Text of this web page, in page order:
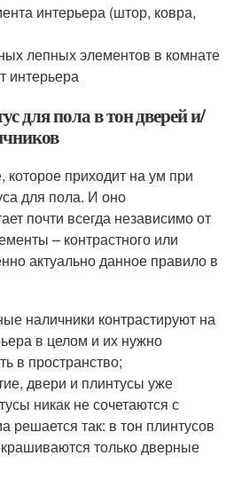
интерьера (штор, ковра,
лепных элементов в комнате
интерьера
для пола в тон дверей и/
приходит на ум при
для пола. И оно
почти всегда независимо от
– контрастного или
актуально данное правило в
наличники контрастируют на
в целом и их нужно
в пространство;
двери и плинтусы уже
никак не сочетаются с
решается так: в тон плинтусов
только дверные